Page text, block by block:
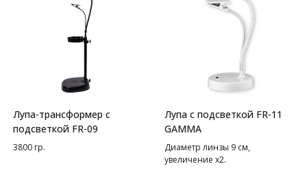
Лупа-трансформер с
подсветкой FR-09
3800 гр.
Лупа с подсветкой FR-11
GAMMA
Диаметр линзы 9 см,
увеличение х2.